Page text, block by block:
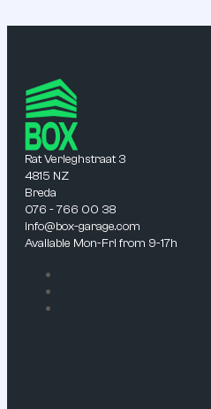
Rat Verleghstraat 3
4815 NZ
Breda
076 - 766 00 38
info@box-garage.com
Available Mon-Fri from 9-17h